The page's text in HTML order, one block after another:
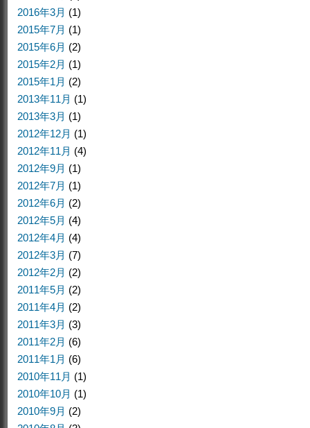
2016年3月 (1)
2015年7月 (1)
2015年6月 (2)
2015年2月 (1)
2015年1月 (2)
2013年11月 (1)
2013年3月 (1)
2012年12月 (1)
2012年11月 (4)
2012年9月 (1)
2012年7月 (1)
2012年6月 (2)
2012年5月 (4)
2012年4月 (4)
2012年3月 (7)
2012年2月 (2)
2011年5月 (2)
2011年4月 (2)
2011年3月 (3)
2011年2月 (6)
2011年1月 (6)
2010年11月 (1)
2010年10月 (1)
2010年9月 (2)